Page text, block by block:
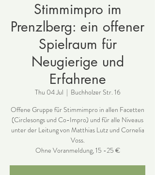
Stimmimpro im
Prenzlberg: ein offener
Spielraum für
Neugierige und
Erfahrene
Thu 04 Jul
  |
Buchholzer Str. 16
Offene Gruppe für Stimmimpro in allen Facetten
(Circlesongs und Co-Impro) und für alle Niveaus
unter der Leitung von Matthias Lutz und Cornelia
Voss.
Ohne Voranmeldung, 15 -25 €